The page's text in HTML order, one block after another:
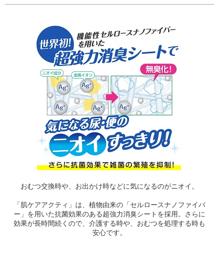
おむつ交換時や、お出かけ時などに気になるのがニオイ。
「肌ケアアクティ」は、植物由来の「セルロースナノファイバ
ー」を用いた抗菌効果のある超強力消臭シートを採用。さらに
効果が長時間続くので、介護する時や、おむつを処理する時も
安心です。